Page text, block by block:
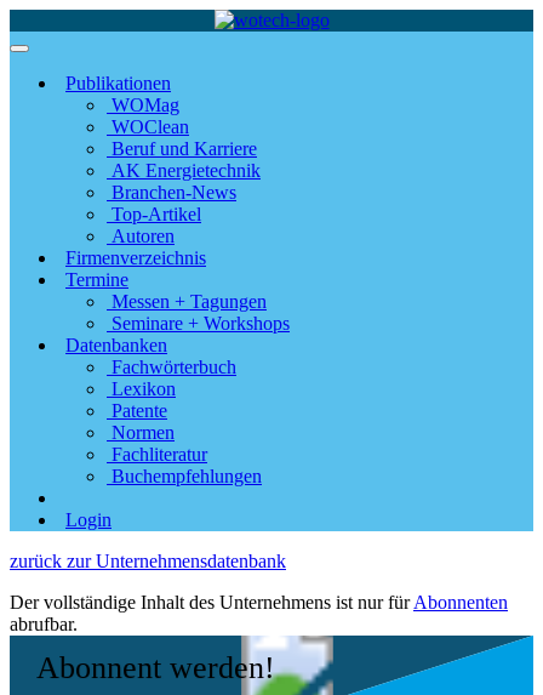
Publikationen
WOMag
WOClean
Beruf und Karriere
AK Energietechnik
Branchen-News
Top-Artikel
Autoren
Firmenverzeichnis
Termine
Messen + Tagungen
Seminare + Workshops
Datenbanken
Fachwörterbuch
Lexikon
Patente
Normen
Fachliteratur
Buchempfehlungen
Login
zurück zur Unternehmensdatenbank
Der vollständige Inhalt des Unternehmens ist nur fürAbonnenten
abrufbar.
Abonnent werden!